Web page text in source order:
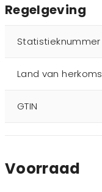
Regelgeving
Statistieknummer
Land van
GTIN
Voorraad